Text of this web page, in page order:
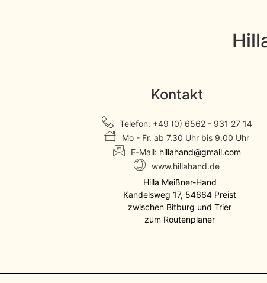
Kontakt
Telefon: +49 (0) 6562 - 931 27 14
Mo - Fr. ab 7.30 Uhr bis 9.00 Uhr
E-Mail: hillahand@gmail.com
www.hillahand.de
Hilla Meißner-Hand
Kandelsweg 17, 54664 Preist
zwischen Bitburg und Trier
zum Routenplaner